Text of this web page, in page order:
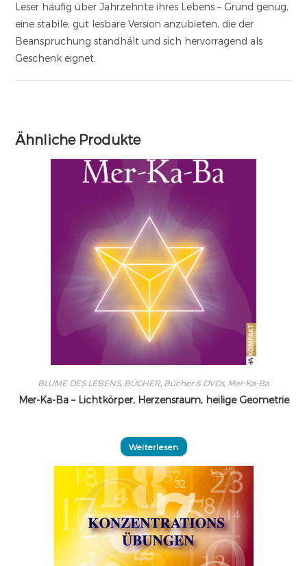
Leser häufig über Jahrzehnte ihres Lebens – Grund genug,
eine stabile, gut lesbare Version anzubieten, die der
Beanspruchung standhält und sich hervorragend als
Geschenk eignet.
Ähnliche Produkte
BLUME DES LEBENS, BÜCHER, Bücher & DVDs, Mer-Ka-Ba
Mer-Ka-Ba – Lichtkörper, Herzensraum, heilige Geometrie
Weiterlesen